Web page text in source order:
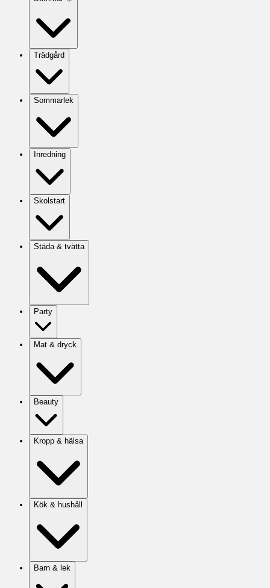
Trädgård
Sommarlek
Inredning
Skolstart
Städa & tvätta
Party
Mat & dryck
Beauty
Kropp & hälsa
Kök & hushåll
Barn & lek